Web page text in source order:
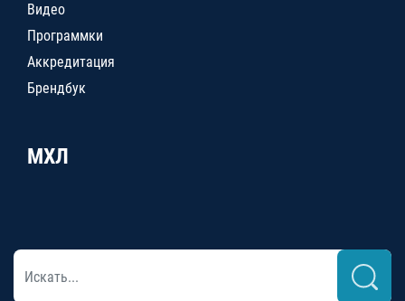
Видео
Программки
Аккредитация
Брендбук
МХЛ